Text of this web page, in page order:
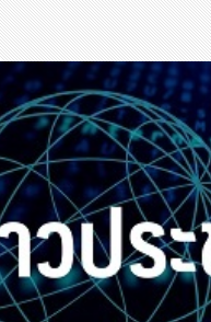
ท่องเที่ยว
โรงแรม, ที่พัก
บ้าน, คอนโด, อสังหาฯ
ประกัน
สัตว์เลี้ยง
ไอที
โทรศัพท์มือถือ
เอไอ
การศึกษา